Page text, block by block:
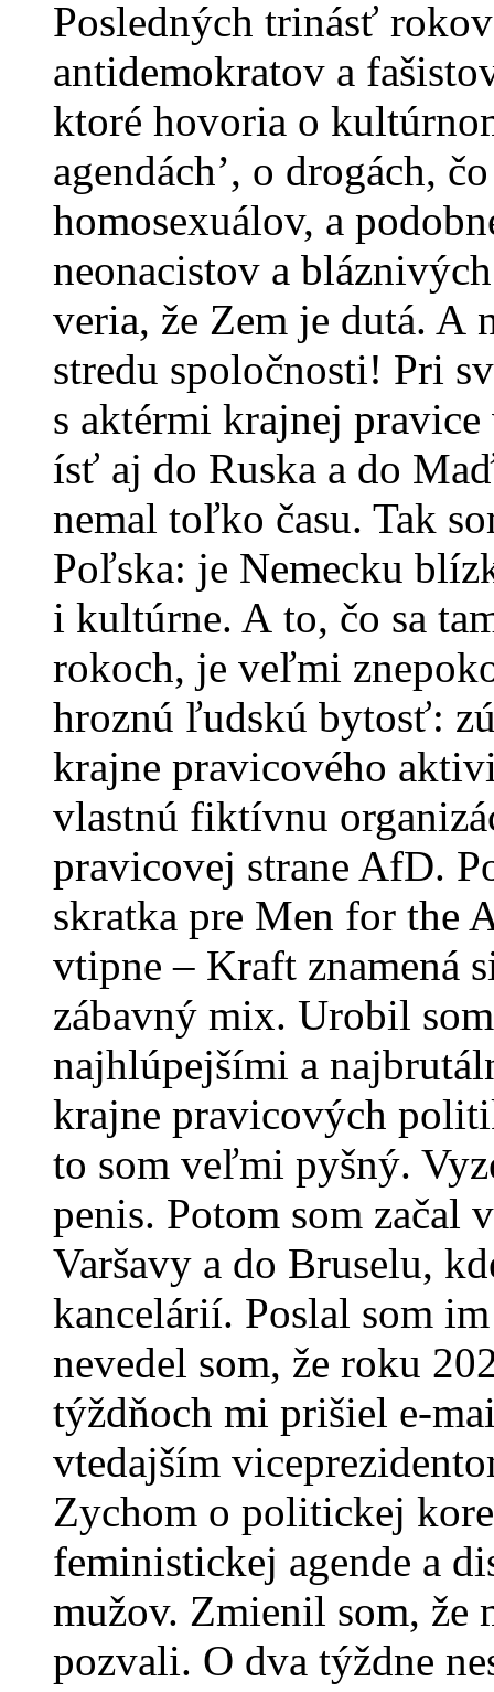
Posledných trinásť
antidemokratov a
ktoré hovoria o
agendách’, o drogách,
homosexuálov, a
neonacistov a
veria, že Zem je dutá. A
stredu spoločnosti! Pri
s aktérmi krajnej
ísť aj do Ruska a do
nemal toľko času. Tak
Poľska: je Nemecku
i kultúrne. A to, čo sa
rokoch, je veľmi
hroznú ľudskú bytosť:
krajne pravicového
vlastnú fiktívnu
pravicovej strane AfD.
skratka pre Men for the
vtipne – Kraft znamená
zábavný mix. Urobil
najhlúpejšími a
krajne pravicových
to som veľmi pyšný.
penis. Potom som
Varšavy a do Bruselu,
kancelárií. Poslal som
nevedel som, že roku
týždňoch mi prišiel e-
vtedajším
Zychom o politickej
feministickej agende a
mužov. Zmienil som, že
pozvali. O dva týždne